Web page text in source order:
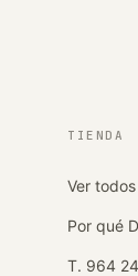
TIENDA
Ver
Por qué
T. 964